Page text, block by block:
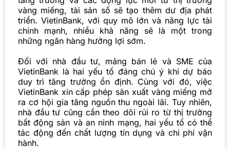
vàng miếng, tài sản số sẽ tạo thêm dư địa phát
triển. VietinBank, với quy mô lớn và năng lực tài
chính mạnh, nhiều khả năng sẽ là một trong
những ngân hàng hưởng lợi sớm.
Đối với nhà đầu tư, mảng bán lẻ và SME của
VietinBank là hai yếu tố đáng chú ý khi dự báo
duy trì tăng trưởng ổn định. Cùng với đó, việc
VietinBank xin cấp phép sản xuất vàng miếng mở
ra cơ hội gia tăng nguồn thu ngoài lãi. Tuy nhiên,
nhà đầu tư cũng cần theo dõi rủi ro từ thị trường
bất động sản và an ninh mạng, hai yếu tố có thể
tác động đến chất lượng tín dụng và chi phí vận
hành.